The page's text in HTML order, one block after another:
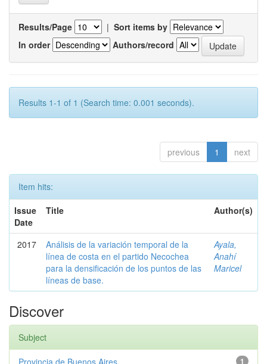
Results/Page | Sort items by
In order
Authors/record
Results 1-1 of 1 (Search time: 0.001 seconds).
previous 1 next
Item hits:
Issue
Date
Title Author(s)
2017
Análisis de la variación temporal de la
línea de costa en el partido Necochea
para la densificación de los puntos de las
líneas de base.
Ayala,
Anahí
Maricel
Discover
Subject
1
Provincia de Buenos Aires